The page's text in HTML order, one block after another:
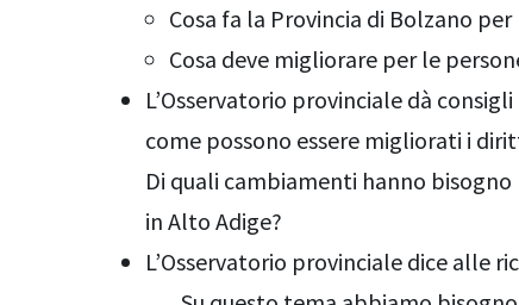
Cosa fa la Provincia di Bolzano
Cosa deve migliorare per le
L’Osservatorio provinciale dà
come possono essere migliorati i
Di quali cambiamenti hanno
in Alto Adige?
L’Osservatorio provinciale dice alle